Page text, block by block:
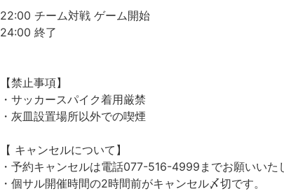
22:00 チーム対戦 ゲーム開始
24:00 終了
【禁止事項】
・サッカースパイク着用厳禁
・灰皿設置場所以外での喫煙
【 キャンセルについて】
・予約キャンセルは電話077-516-4999までお願いいた
・個サル開催時間の2時間前がキャンセル〆切です。